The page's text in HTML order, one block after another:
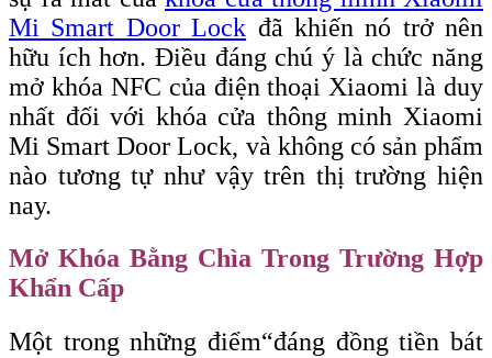
Mi Smart Door Lock đã khiến nó trở nên
hữu ích hơn. Điều đáng chú ý là chức năng
mở khóa NFC của điện thoại Xiaomi là duy
nhất đối với khóa cửa thông minh Xiaomi
Mi Smart Door Lock, và không có sản phẩm
nào tương tự như vậy trên thị trường hiện
nay.
Mở Khóa Bằng Chìa Trong Trường Hợp
Khẩn Cấp
Một trong những điểm“đáng đồng tiền bát